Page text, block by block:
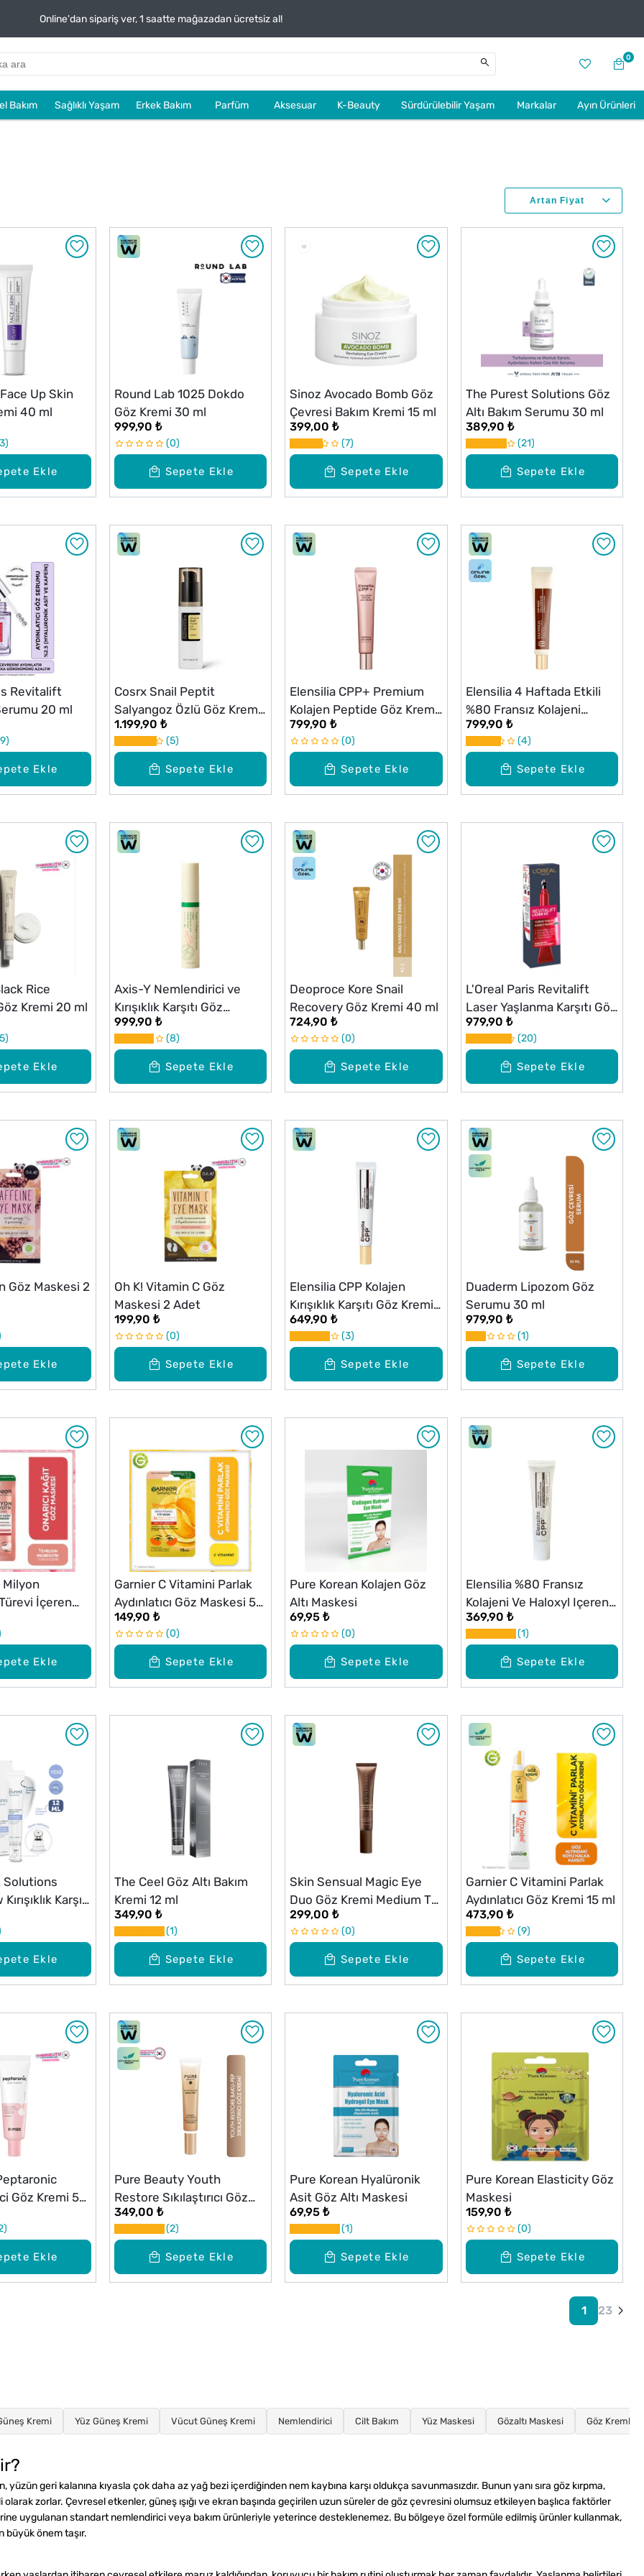
Online'dan sipariş ver, 1 saatte mağazadan ücretsiz al!
0
Bakım Sağlıklı Yaşam Erkek Bakım Parfüm Aksesuar K-Beauty Sürdürülebilir Yaşam Markalar Ayın Ürünleri
Ekle
Up Skin
40 ml
Sepete Ekle
Round Lab 1025 Dokdo
Göz Kremi 30 ml
999,90 ₺
0
Sepete Ekle
Sinoz Avocado Bomb Göz
Çevresi Bakım Kremi 15 ml
399,00 ₺
7
Sepete Ekle
The Purest Solutions Göz
Altı Bakım Serumu 30 ml
389,90 ₺
21
Ekle
Revitalift
20 ml
Sepete Ekle
Cosrx Snail Peptit
Salyangoz Özlü Göz Kremi
25 ml
1.199,90 ₺
5
Sepete Ekle
Elensilia CPP+ Premium
Kolajen Peptide Göz Kremi
30 ml
799,90 ₺
0
Sepete Ekle
Elensilia 4 Haftada Etkili
%80 Fransız Kolajeni
Kırışıklık Karşıtı CPP %80
Baby Collagen Göz Kremi
799,90 ₺
4
Ekle
Rice
Kremi 20 ml
Sepete Ekle
Axis-Y Nemlendirici ve
Kırışıklık Karşıtı Göz
Serumu 10 ml
999,90 ₺
8
Sepete Ekle
Deoproce Kore Snail
Recovery Göz Kremi 40 ml
724,90 ₺
0
Sepete Ekle
L'Oreal Paris Revitalift
Laser Yaşlanma Karşıtı Göz
Kremi T15
979,90 ₺
20
Ekle
Göz Maskesi 2
Sepete Ekle
Oh K! Vitamin C Göz
Maskesi 2 Adet
199,90 ₺
0
Sepete Ekle
Elensilia CPP Kolajen
Kırışıklık Karşıtı Göz Kremi
20 ml
649,90 ₺
3
Sepete Ekle
Duaderm Lipozom Göz
Serumu 30 ml
979,90 ₺
1
Ekle
Milyon
İçeren
Göz Maskesi
Sepete Ekle
Garnier C Vitamini Parlak
Aydınlatıcı Göz Maskesi 5
gr
149,90 ₺
0
Sepete Ekle
Pure Korean Kolajen Göz
Altı Maskesi
69,95 ₺
0
Sepete Ekle
Elensilia %80 Fransız
Kolajeni Ve Haloxyl Içeren
Kırışıklık Karşıtı Göz Kremi
10 g
369,90 ₺
1
Ekle
Solutions
Karşıtı
Kremi
Sepete Ekle
The Ceel Göz Altı Bakım
Kremi 12 ml
349,90 ₺
1
Sepete Ekle
Skin Sensual Magic Eye
Duo Göz Kremi Medium To
Dark 15 ml
299,00 ₺
0
Sepete Ekle
Garnier C Vitamini Parlak
Aydınlatıcı Göz Kremi 15 ml
473,90 ₺
9
Ekle
Göz Kremi 50
Sepete Ekle
Pure Beauty Youth
Restore Sıkılaştırıcı Göz
Krem 15 ml
349,00 ₺
2
Sepete Ekle
Pure Korean Hyalüronik
Asit Göz Altı Maskesi
69,95 ₺
1
Sepete Ekle
Pure Korean Elasticity Göz
Maskesi
159,90 ₺
0
1 23
Kremi Yüz Güneş Kremi Vücut Güneş Kremi Nemlendirici Cilt Bakım Yüz Maskesi Gözaltı Maskesi Göz Kremleri
geri kalanına kıyasla çok daha az yağ bezi içerdiğinden nem kaybına karşı oldukça savunmasızdır. Bunun yanı sıra göz kırpma,
zorlar. Çevresel etkenler, güneş ışığı ve ekran başında geçirilen uzun süreler de göz çevresini olumsuz etkileyen başlıca faktörler
uygulanan standart nemlendirici veya bakım ürünleriyle yeterince desteklenemez. Bu bölgeye özel formüle edilmiş ürünler kullanmak,
büyük önem taşır.